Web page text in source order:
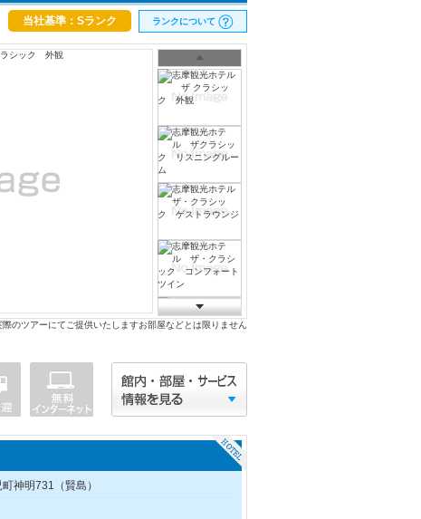
当社基準：Sランク ランクについて
のツアーにてご提供いたしますお部屋などとは限りません
神明731（賢島）